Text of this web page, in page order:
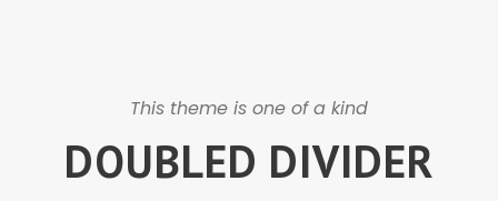
This theme is one of a kind
DOUBLED DIVIDER